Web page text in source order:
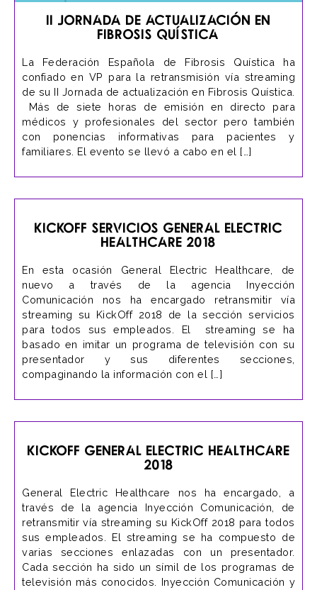
II Jornada de actualización en
Fibrosis Quística
La Federación Española de Fibrosis Quística ha
confiado en VP para la retransmisión vía streaming
de su II Jornada de actualización en Fibrosis Quística.
Más de siete horas de emisión en directo para
médicos y profesionales del sector pero también
con ponencias informativas para pacientes y
familiares. El evento se llevó a cabo en el […]
KickOff Servicios General Electric
Healthcare 2018
En esta ocasión General Electric Healthcare, de
nuevo a través de la agencia Inyección
Comunicación nos ha encargado retransmitir vía
streaming su KickOff 2018 de la sección servicios
para todos sus empleados. El streaming se ha
basado en imitar un programa de televisión con su
presentador y sus diferentes secciones,
compaginando la información con el […]
KickOff General Electric Healthcare
2018
General Electric Healthcare nos ha encargado, a
través de la agencia Inyección Comunicación, de
retransmitir vía streaming su KickOff 2018 para todos
sus empleados. El streaming se ha compuesto de
varias secciones enlazadas con un presentador.
Cada sección ha sido un símil de los programas de
televisión más conocidos. Inyección Comunicación y